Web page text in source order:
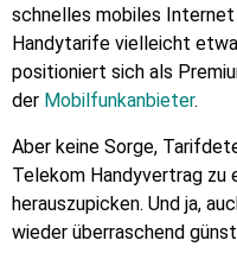
schnelles mobiles
Handytarife vielleicht
positioniert sich als
der Mobilfunkanbieter.
Aber keine Sorge,
Telekom Handyvertrag zu
herauszupicken. Und ja,
wieder überraschend